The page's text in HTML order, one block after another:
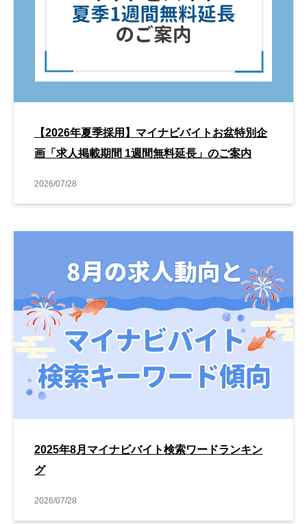
【2026年夏季採用】マイナビバイトお盆特別企
画「求人掲載期間 1週間無料延長」のご案内
2026/07/28
2025年8月マイナビバイト検索ワードランキン
グ
2026/07/28